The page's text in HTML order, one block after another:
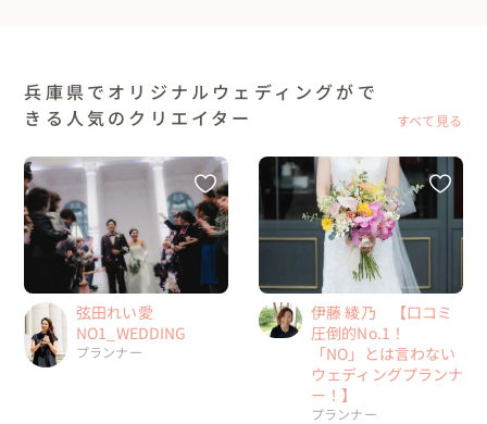
兵庫県でオリジナルウェディングがで
きる人気のクリエイター
すべて見る
弦田れい愛
NO1_WEDDING
プランナー
伊藤 綾乃 【口コミ
圧倒的No.1！
「NO」とは言わない
ウェディングプランナ
ー！】
プランナー